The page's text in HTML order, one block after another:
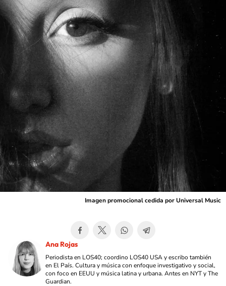
Imagen promocional cedida por Universal Music
Ana Rojas
Periodista en LOS40; coordino LOS40 USA y escribo también
en El País. Cultura y música con enfoque investigativo y social,
con foco en EEUU y música latina y urbana. Antes en NYT y The
Guardian.